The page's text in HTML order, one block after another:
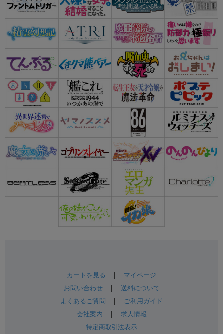
カートを見る
マイページ
お問い合わせ| 送料について
よくあるご質問
ご利用ガイド
会社案内
求人情報
特定商取引法表示